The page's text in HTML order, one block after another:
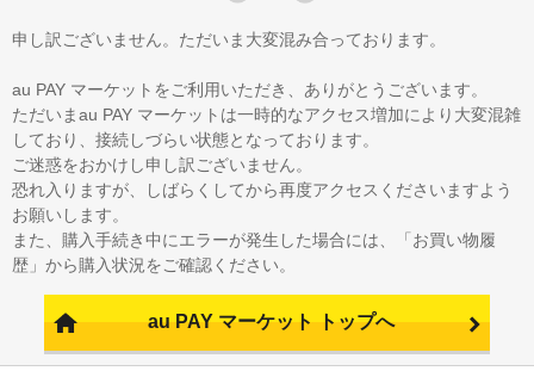
申し訳ございません。ただいま大変混み合っております。
au PAY マーケットをご利用いただき、ありがとうございます。
ただいまau PAY マーケットは一時的なアクセス増加により大変混雑
しており、接続しづらい状態となっております。
ご迷惑をおかけし申し訳ございません。
恐れ入りますが、しばらくしてから再度アクセスくださいますよう
お願いします。
また、購入手続き中にエラーが発生した場合には、「お買い物履
歴」から購入状況をご確認ください。
au PAY マーケット トップへ